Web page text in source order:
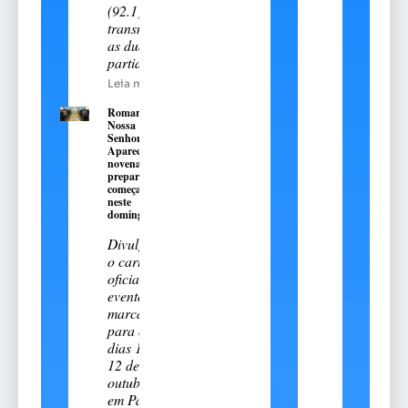
(92.1)
transmitiu
as duas
partidas
Leia mais
Romaria de
Nossa
Senhora
Aparecida:
novena
preparatória
começa
neste
domingo, 9
Divulgado
o cartal
oficial do
evento
marcado
para os
dias 11 e
12 de
outubro
em Passo